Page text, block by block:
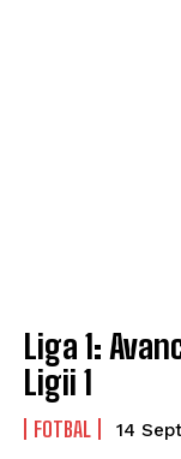
Liga 1:
Ligii 1
FOTBAL 14